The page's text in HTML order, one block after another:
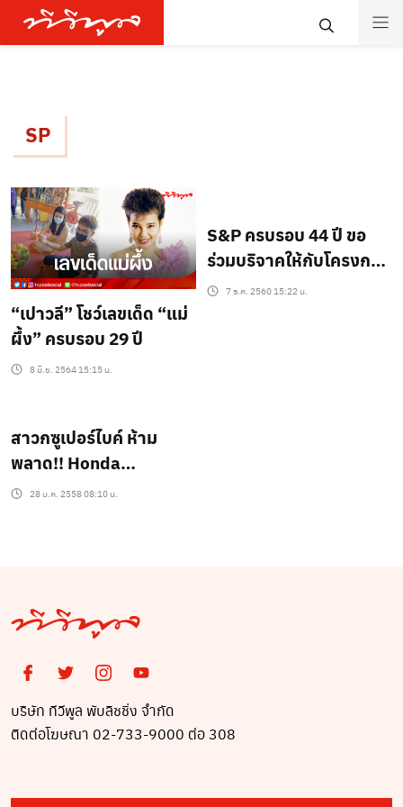
SP
“เปาวลี” โชว์เลขเด็ด “แม่
ผึ้ง” ครบรอบ 29 ปี
8 มิ.ย. 2564 15:15 น.
S&P ครบรอบ 44 ปี ขอ
ร่วมบริจาคให้กับโครงการ
ก้าวคนละก้าว 1 ล้านบาท
7 ธ.ค. 2560 15:22 น.
สาวกซูเปอร์ไบค์ ห้าม
พลาด!! Honda
CBR1000RR SP Repsol
28 ม.ค. 2558 08:10 น.
บริษัท ทีวีพูล พับลิชชิ่ง จำกัด
ติดต่อโฆษณา 02-733-9000 ต่อ 308